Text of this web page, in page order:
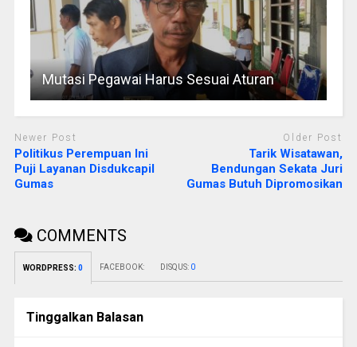
Mutasi Pegawai Harus Sesuai Aturan
Newer Post
Politikus Perempuan Ini
Puji Layanan Disdukcapil
Gumas
Older Post
Tarik Wisatawan,
Bendungan Sekata Juri
Gumas Butuh Dipromosikan
COMMENTS
WORDPRESS: 0 FACEBOOK: DISQUS: 0
Tinggalkan Balasan